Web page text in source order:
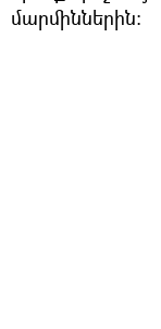
մարմիններին: